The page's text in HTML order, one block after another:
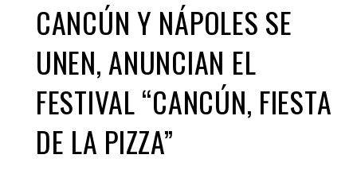
CANCÚN Y NÁPOLES SE
UNEN, ANUNCIAN EL
FESTIVAL “CANCÚN, FIESTA
DE LA PIZZA”